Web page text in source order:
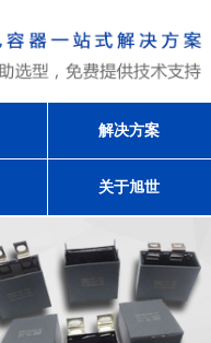
解决方案
关于旭世